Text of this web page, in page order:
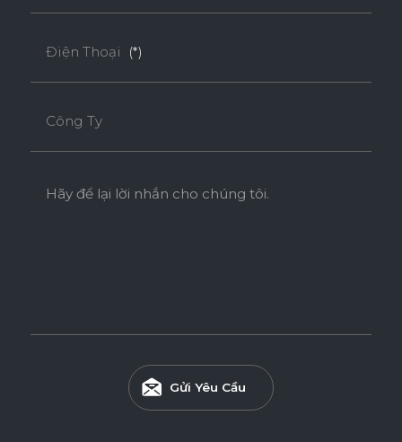
Điện Thoại (*)
Công Ty
Hãy để lại lời nhắn cho chúng tôi.
Gửi Yêu Cầu